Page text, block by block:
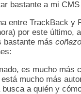
bastante a mi
entre TrackBack y
por este último,
bastante más coñazo
es mucho más
mucho más
busca a quién y